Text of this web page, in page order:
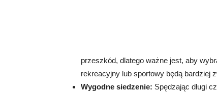
przeszkód, dlatego ważne jest, aby
rekreacyjny lub sportowy będą bardziej
Wygodne siedzenie: Spędzając długi